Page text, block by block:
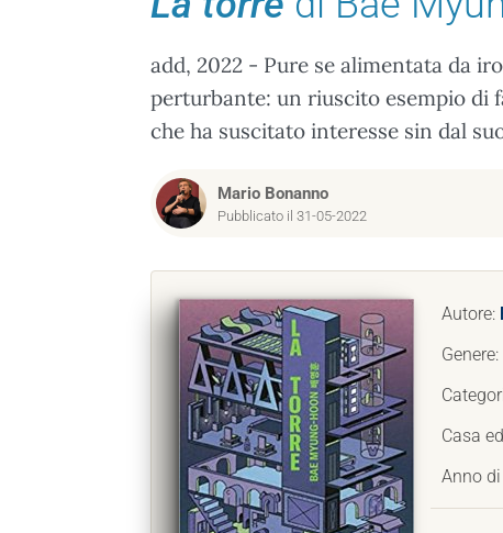
add, 2022 - Pure se alimentata da
perturbante: un riuscito esempio di
che ha suscitato interesse sin dal
Mario Bonanno
Pubblicato il 31-05-2022
Autore:
Genere:
Casa
Anno